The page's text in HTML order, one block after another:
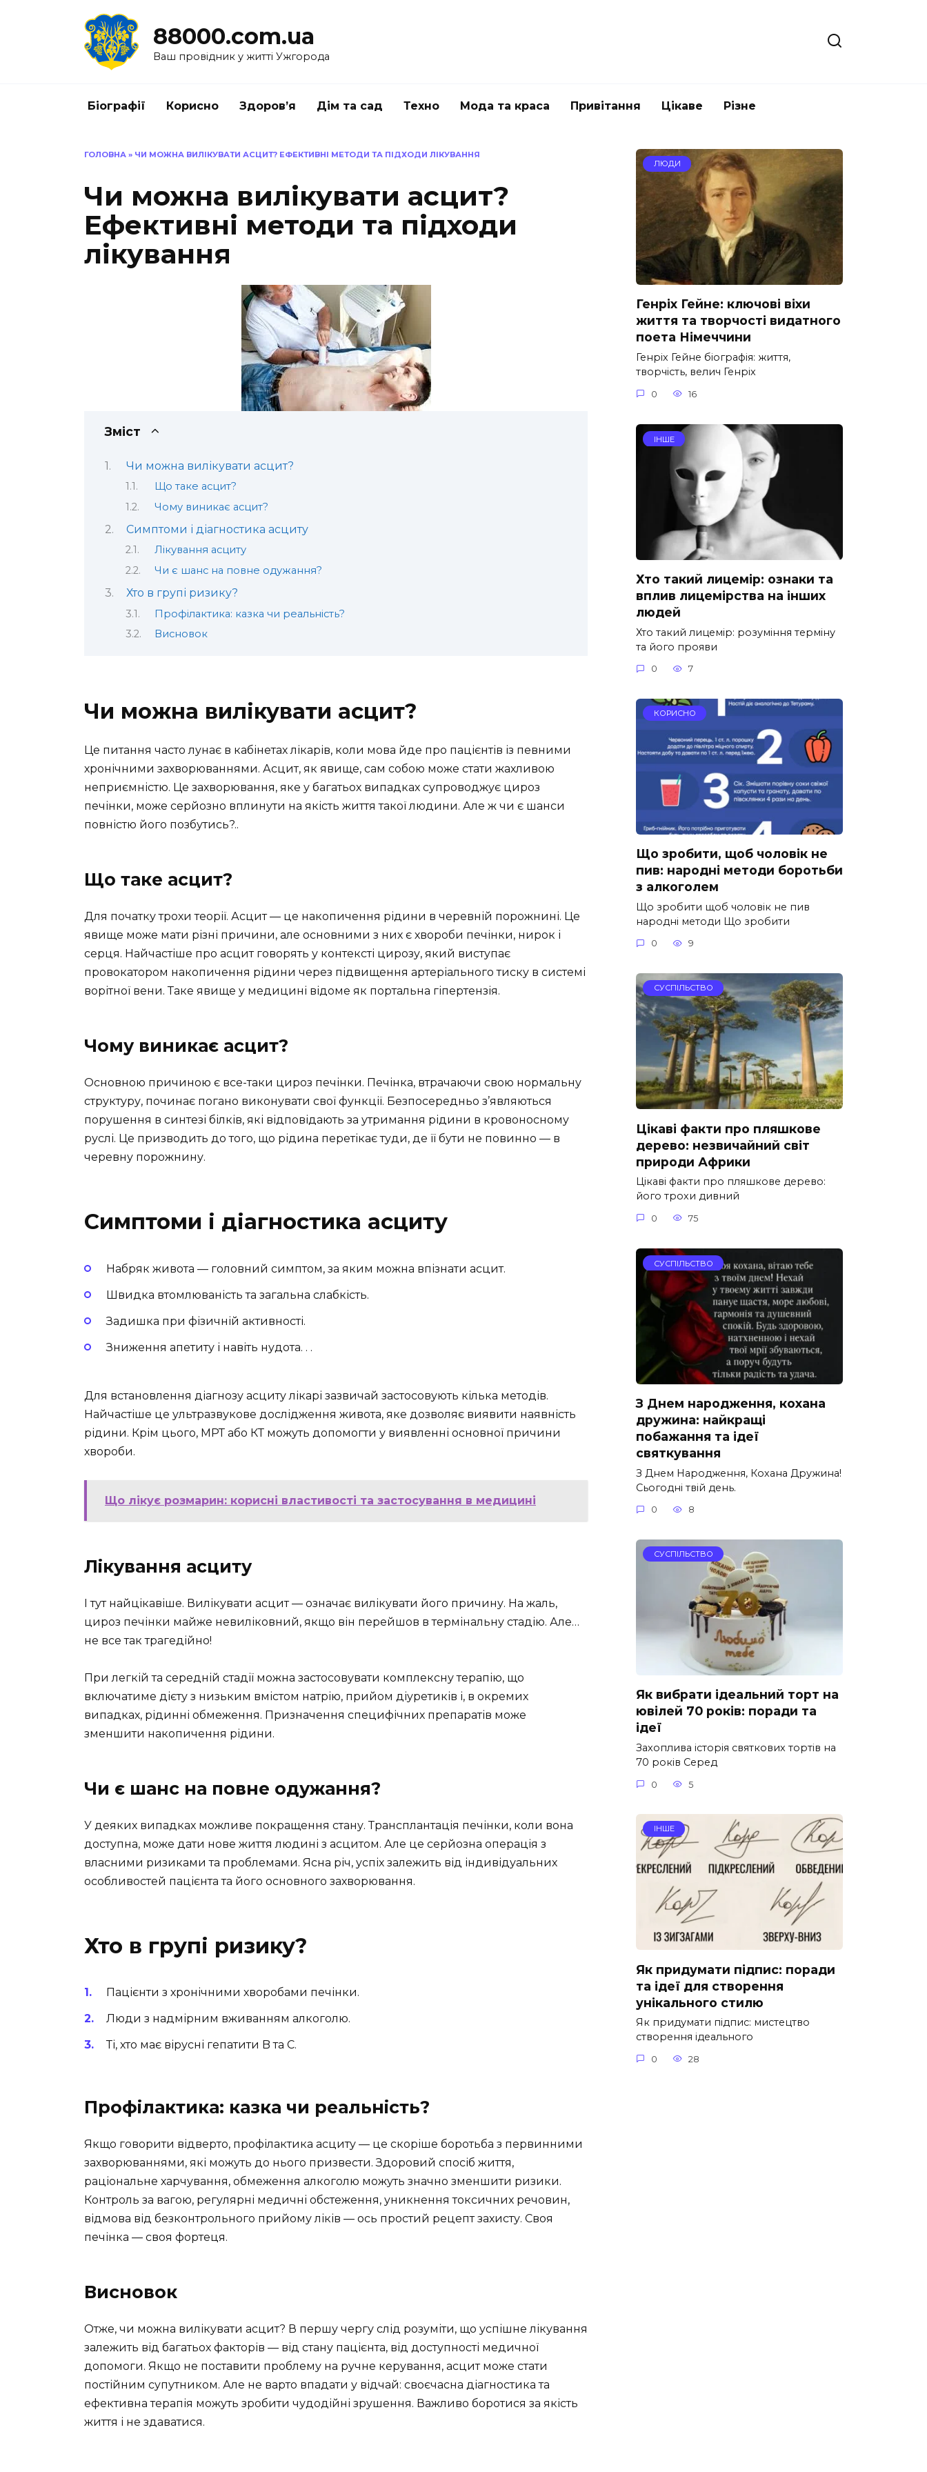
88000.com.ua
Ваш провідник у житті Ужгорода
Біографії Корисно Здоров’я Дім та сад Техно Мода та краса Привітання Цікаве Різне
ГОЛОВНА » ЧИ МОЖНА ВИЛІКУВАТИ АСЦИТ? ЕФЕКТИВНІ МЕТОДИ ТА ПІДХОДИ ЛІКУВАННЯ
Чи можна вилікувати асцит?
Ефективні методи та підходи
лікування
Зміст
Чи можна вилікувати асцит?
Що таке асцит?
Чому виникає асцит?
Симптоми і діагностика асциту
Лікування асциту
Чи є шанс на повне одужання?
Хто в групі ризику?
Профілактика: казка чи реальність?
Висновок
Чи можна вилікувати асцит?
Це питання часто лунає в кабінетах лікарів, коли мова йде про пацієнтів із певними
хронічними захворюваннями. Асцит, як явище, сам собою може стати жахливою
неприємністю. Це захворювання, яке у багатьох випадках супроводжує цироз
печінки, може серйозно вплинути на якість життя такої людини. Але ж чи є шанси
повністю його позбутись?..
Що таке асцит?
Для початку трохи теорії. Асцит — це накопичення рідини в черевній порожнині. Це
явище може мати різні причини, але основними з них є хвороби печінки, нирок і
серця. Найчастіше про асцит говорять у контексті цирозу, який виступає
провокатором накопичення рідини через підвищення артеріального тиску в системі
ворітної вени. Таке явище у медицині відоме як портальна гіпертензія.
Чому виникає асцит?
Основною причиною є все-таки цироз печінки. Печінка, втрачаючи свою нормальну
структуру, починає погано виконувати свої функції. Безпосередньо з’являються
порушення в синтезі білків, які відповідають за утримання рідини в кровоносному
руслі. Це призводить до того, що рідина перетікає туди, де її бути не повинно — в
черевну порожнину.
Симптоми і діагностика асциту
Набряк живота — головний симптом, за яким можна впізнати асцит.
Швидка втомлюваність та загальна слабкість.
Задишка при фізичній активності.
Зниження апетиту і навіть нудота. . .
Для встановлення діагнозу асциту лікарі зазвичай застосовують кілька методів.
Найчастіше це ультразвукове дослідження живота, яке дозволяє виявити наявність
рідини. Крім цього, МРТ або КТ можуть допомогти у виявленні основної причини
хвороби.
Що лікує розмарин: корисні властивості та застосування в медицині
Лікування асциту
І тут найцікавіше. Вилікувати асцит — означає вилікувати його причину. На жаль,
цироз печінки майже невиліковний, якщо він перейшов в термінальну стадію. Але…
не все так трагедійно!
При легкій та середній стадії можна застосовувати комплексну терапію, що
включатиме дієту з низьким вмістом натрію, прийом діуретиків і, в окремих
випадках, рідинні обмеження. Призначення специфічних препаратів може
зменшити накопичення рідини.
Чи є шанс на повне одужання?
У деяких випадках можливе покращення стану. Трансплантація печінки, коли вона
доступна, може дати нове життя людині з асцитом. Але це серйозна операція з
власними ризиками та проблемами. Ясна річ, успіх залежить від індивідуальних
особливостей пацієнта та його основного захворювання.
Хто в групі ризику?
Пацієнти з хронічними хворобами печінки.
Люди з надмірним вживанням алкоголю.
Ті, хто має вірусні гепатити B та C.
Профілактика: казка чи реальність?
Якщо говорити відверто, профілактика асциту — це скоріше боротьба з первинними
захворюваннями, які можуть до нього призвести. Здоровий спосіб життя,
раціональне харчування, обмеження алкоголю можуть значно зменшити ризики.
Контроль за вагою, регулярні медичні обстеження, уникнення токсичних речовин,
відмова від безконтрольного прийому ліків — ось простий рецепт захисту. Своя
печінка — своя фортеця.
Висновок
Отже, чи можна вилікувати асцит? В першу чергу слід розуміти, що успішне лікування
залежить від багатьох факторів — від стану пацієнта, від доступності медичної
допомоги. Якщо не поставити проблему на ручне керування, асцит може стати
постійним супутником. Але не варто впадати у відчай: своєчасна діагностика та
ефективна терапія можуть зробити чудодійні зрушення. Важливо боротися за якість
життя і не здаватися.
ЛЮДИ
Генріх Гейне: ключові віхи
життя та творчості видатного
поета Німеччини
Генріх Гейне біографія: життя,
творчість, велич Генріх
0 16
ІНШЕ
Хто такий лицемір: ознаки та
вплив лицемірства на інших
людей
Хто такий лицемір: розуміння терміну
та його прояви
0 7
КОРИСНО
Що зробити, щоб чоловік не
пив: народні методи боротьби
з алкоголем
Що зробити щоб чоловік не пив
народні методи Що зробити
0 9
СУСПІЛЬСТВО
Цікаві факти про пляшкове
дерево: незвичайний світ
природи Африки
Цікаві факти про пляшкове дерево:
його трохи дивний
0 75
СУСПІЛЬСТВО
З Днем народження, кохана
дружина: найкращі
побажання та ідеї
святкування
З Днем Народження, Кохана Дружина!
Сьогодні твій день.
0 8
СУСПІЛЬСТВО
Як вибрати ідеальний торт на
ювілей 70 років: поради та
ідеї
Захоплива історія святкових тортів на
70 років Серед
0 5
ІНШЕ
Як придумати підпис: поради
та ідеї для створення
унікального стилю
Як придумати підпис: мистецтво
створення ідеального
0 28